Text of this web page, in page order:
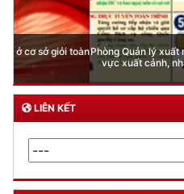
Phòng Quản lý xuất nhập cảnh:
vực xuất cảnh, nhập cảnh của
LIÊN KẾT